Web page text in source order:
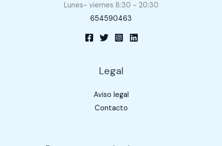
Lunes- viernes 8:30 - 20:30
654590463
Legal
Aviso legal
Contacto